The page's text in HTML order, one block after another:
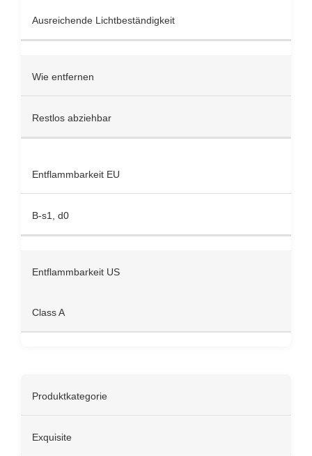
Ausreichende Lichtbeständigkeit
Wie entfernen
Restlos abziehbar
Entflammbarkeit EU
B-s1, d0
Entflammbarkeit US
Class A
Produktkategorie
Exquisite